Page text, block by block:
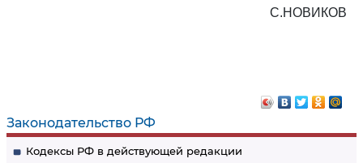
Законодательство РФ
Кодексы РФ в действующей редакции
С.НОВИКОВ